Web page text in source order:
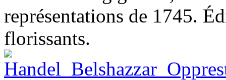
représentations de 1745.
florissants.